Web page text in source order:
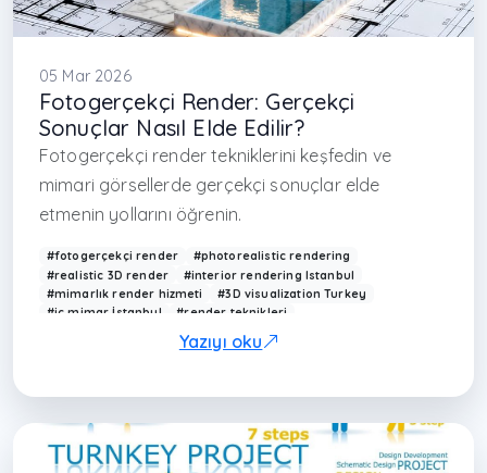
05 Mar 2026
Fotogerçekçi Render: Gerçekçi
Sonuçlar Nasıl Elde Edilir?
Fotogerçekçi render tekniklerini keşfedin ve
mimari görsellerde gerçekçi sonuçlar elde
etmenin yollarını öğrenin.
#fotogerçekçi render
#photorealistic rendering
#realistic 3D render
#interior rendering Istanbul
#mimarlık render hizmeti
#3D visualization Turkey
#iç mimar İstanbul
#render teknikleri
#realistic lighting render
#interior design render
#visualization Turkey
#maslak iç mimarlık
#levent iç mimarlık #kağıthane iç
Yazıyı oku